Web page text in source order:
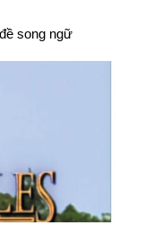
song ngữ